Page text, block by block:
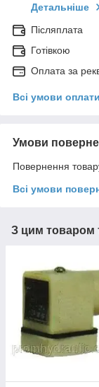
Детальніше
Післяплата
Готівкою
Оплата за
Всі умови оплати
Умови
Повернення
Всі умови
З цим товаром